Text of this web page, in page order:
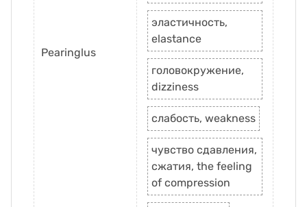
Pearinglus
эластичность,
elastance
головокружение,
dizziness
слабость, weakness
чувство сдавления,
сжатия, the feeling
of compression